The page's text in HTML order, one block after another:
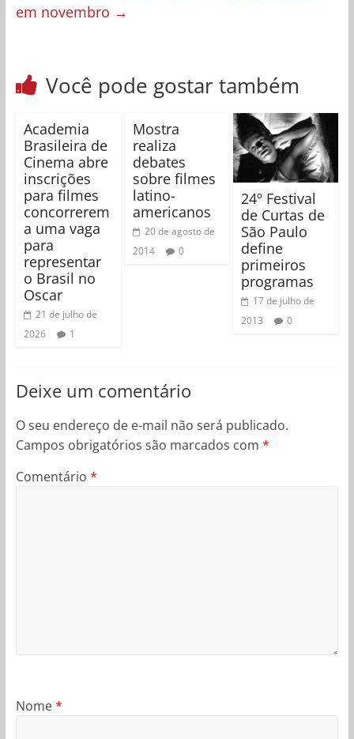
em novembro →
Você pode gostar também
Academia
Brasileira de
Cinema abre
inscrições
para filmes
concorrerem
a uma vaga
para
representar
o Brasil no
Oscar
21 de julho de
2026
1
Mostra
realiza
debates
sobre filmes
latino-
americanos
20 de agosto de
2014
0
24º Festival
de Curtas de
São Paulo
define
primeiros
programas
17 de julho de
2013
0
Deixe um comentário
O seu endereço de e-mail não será publicado.
Campos obrigatórios são marcados com *
Comentário *
Nome*